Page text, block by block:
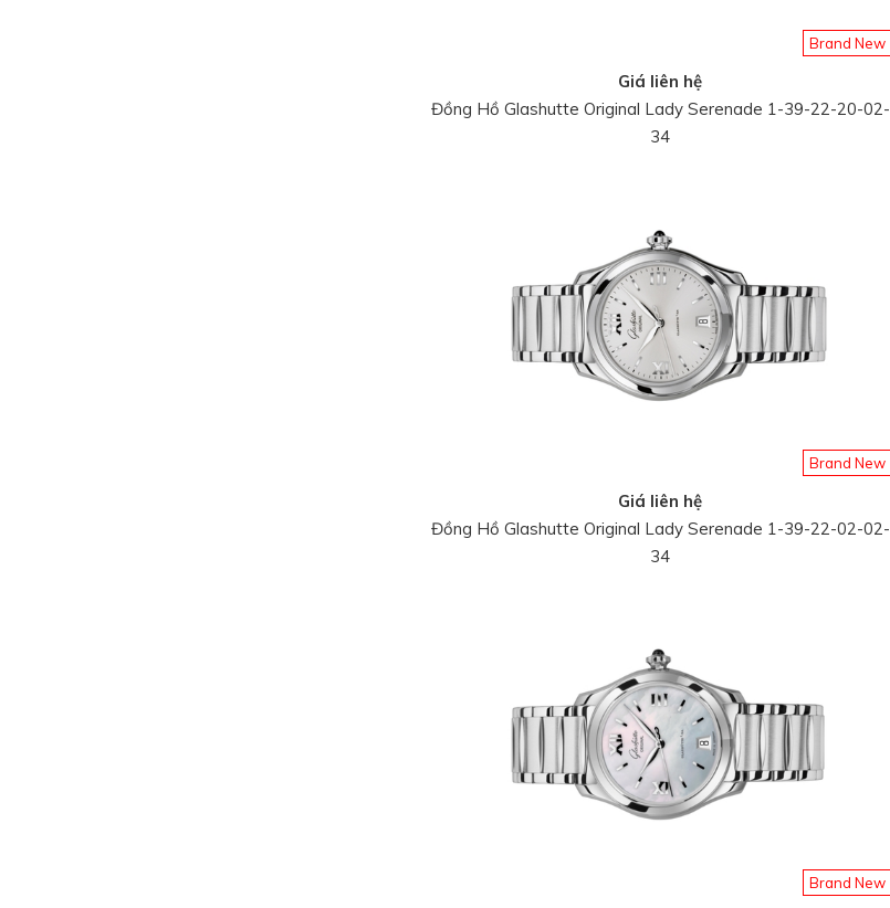
Brand New
Giá liên hệ
Đồng Hồ Glashutte Original Lady Serenade 1-39-22-20-02-
34
Brand New
Giá liên hệ
Đồng Hồ Glashutte Original Lady Serenade 1-39-22-02-02-
34
Brand New